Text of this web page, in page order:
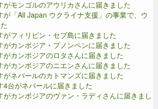
がモンゴルのアウリカさんに届きました
が「All Japan ウクライナ支援」の事業で、ウ
がフィリピン・セブ島に届きました
がカンボジア・プノンペンに届きました
がカンボジアのロタさんに届きました
がカンボジアのニエンさんに届きました
がネパールのカトマンズに届きました
4台がネパールに届きました
がカンボジアのヴァン・ラディさんに届きまし